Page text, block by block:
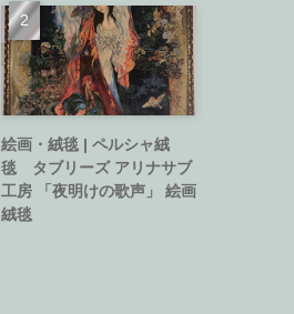
絵画・絨毯 | ペルシャ絨
毯 タブリーズ アリナサブ
工房 「夜明けの歌声」 絵画
絨毯